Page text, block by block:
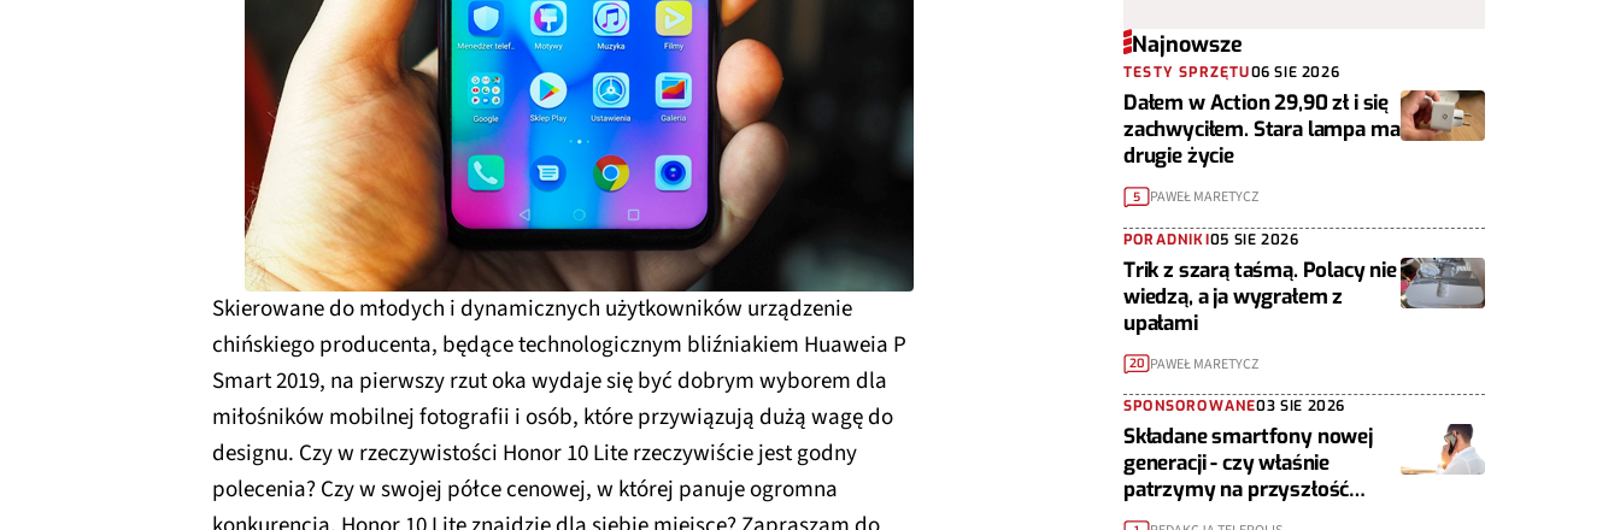
Skierowane do młodych i dynamicznych użytkowników urządzenie
chińskiego producenta, będące technologicznym bliźniakiem Huaweia P
Smart 2019, na pierwszy rzut oka wydaje się być dobrym wyborem dla
miłośników mobilnej fotografii i osób, które przywiązują dużą wagę do
designu. Czy w rzeczywistości Honor 10 Lite rzeczywiście jest godny
polecenia? Czy w swojej półce cenowej, w której panuje ogromna
Najnowsze
TESTY SPRZĘTU06 SIE 2026
Dałem w Action 29,90 zł i się
zachwyciłem. Stara lampa ma
drugie życie
5 PAWEŁ MARETYCZ
PORADNIKI05 SIE 2026
Trik z szarą taśmą. Polacy nie
wiedzą, a ja wygrałem z
upałami
20 PAWEŁ MARETYCZ
SPONSOROWANE03 SIE 2026
Składane smartfony nowej
generacji - czy właśnie
patrzymy na przyszłość
urządzeń mobilnych?